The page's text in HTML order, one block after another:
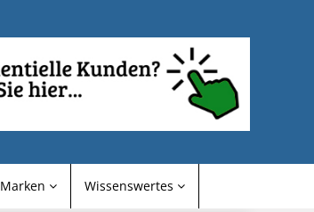
Marken Wissenswertes